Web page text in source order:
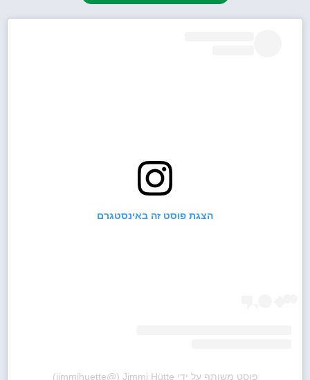
הצגת פוסט זה באינסטגרם
פוסט משותף על ידי ‏‎Jimmi Hütte‎‏ (@‏‎jimmihuette‎‏)